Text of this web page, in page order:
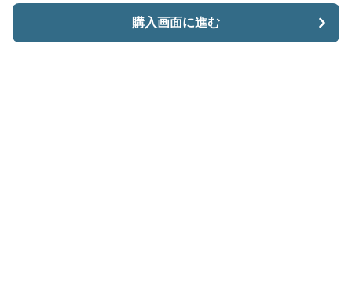
購入画面に進む
購入画面に進む